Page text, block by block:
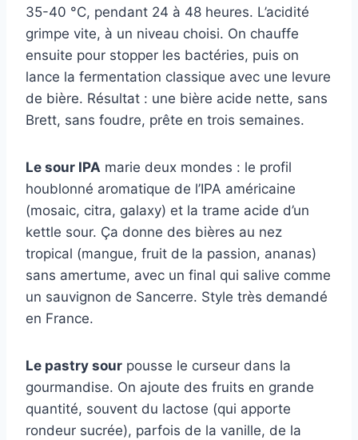
35-40 °C, pendant 24 à 48 heures. L’acidité
grimpe vite, à un niveau choisi. On chauffe
ensuite pour stopper les bactéries, puis on
lance la fermentation classique avec une levure
de bière. Résultat : une bière acide nette, sans
Brett, sans foudre, prête en trois semaines.
Le sour IPA marie deux mondes : le profil
houblonné aromatique de l’IPA américaine
(mosaic, citra, galaxy) et la trame acide d’un
kettle sour. Ça donne des bières au nez
tropical (mangue, fruit de la passion, ananas)
sans amertume, avec un final qui salive comme
un sauvignon de Sancerre. Style très demandé
en France.
Le pastry sour pousse le curseur dans la
gourmandise. On ajoute des fruits en grande
quantité, souvent du lactose (qui apporte
rondeur sucrée), parfois de la vanille, de la